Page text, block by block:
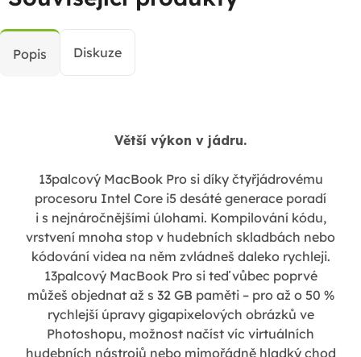
Popis Diskuze
Větší výkon v jádru.
13palcový MacBook Pro si díky čtyřjádrovému
procesoru Intel Core i5 desáté generace poradí
i s nejnáročnějšími úlohami. Kompilování kódu,
vrstvení mnoha stop v hudebních skladbách nebo
kódování videa na něm zvládneš daleko rychleji.
13palcový MacBook Pro si teď vůbec poprvé
můžeš objednat až s 32 GB paměti – pro až o 50 %
rychlejší úpravy gigapixelových obrázků ve
Photoshopu, možnost načíst víc virtuálních
hudebních nástrojů nebo mimořádně hladký chod